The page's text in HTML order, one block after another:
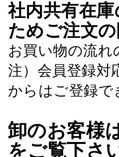
社内共有在
ためご注文
お買い物の流
注）会員登録対
からはご登録で
卸のお客様
をご覧下さ